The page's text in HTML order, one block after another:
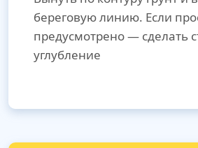
береговую линию. Если
предусмотрено — сделать
углубление